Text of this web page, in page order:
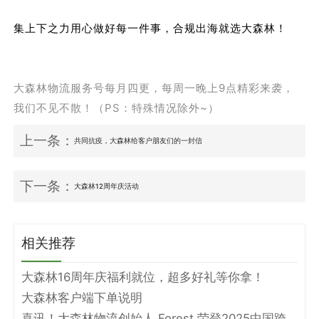
集上下之力用心做好每一件事，合规出海就选大森林！
大森林物流服务号每月四更，每周一晚上9点精彩来袭，
我们不见不散！（PS：特殊情况除外~）
上一条：共同抗疫，大森林给客户朋友们的一封信
下一条：大森林12周年庆活动
相关推荐
大森林16周年庆福利就位，超多好礼等你拿！
大森林客户端下单说明